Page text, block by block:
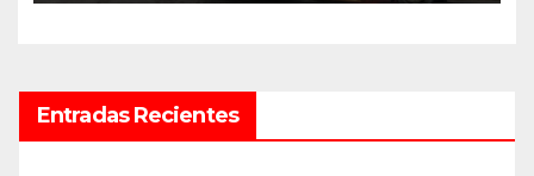
Entradas Recientes